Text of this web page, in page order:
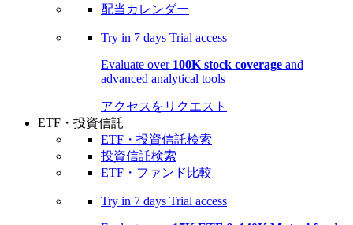
配当カレンダー
Try in 7 days Trial access
Evaluate over 100K stock coverage and
advanced analytical tools
アクセスをリクエスト
ETF・投資信託
ETF・投資信託検索
投資信託検索
ETF・ファンド比較
Try in 7 days Trial access